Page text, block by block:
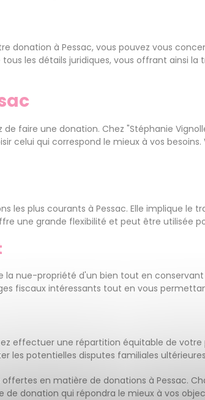
donation à Pessac, vous pouvez vous
les détails juridiques, vous offrant ainsi
faire une donation. Chez "Stéphanie
celui qui correspond le mieux à vos
les plus courants à Pessac. Elle implique
une grande flexibilité et peut être utilisée
nue-propriété d'un bien tout en
fiscaux intéressants tout en vous
effectuer une répartition équitable de
les potentielles disputes familiales
en matière de donations à Pessac.
donation qui répondra le mieux à vos